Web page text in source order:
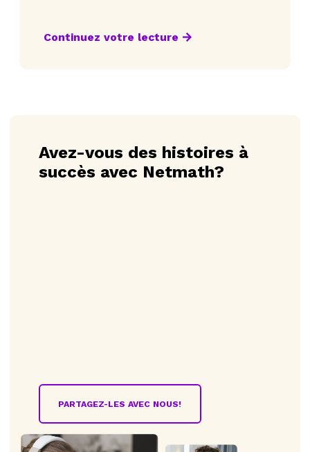
Continuez votre lecture
Avez-vous des histoires à
succès avec Netmath?
PARTAGEZ-LES AVEC NOUS!